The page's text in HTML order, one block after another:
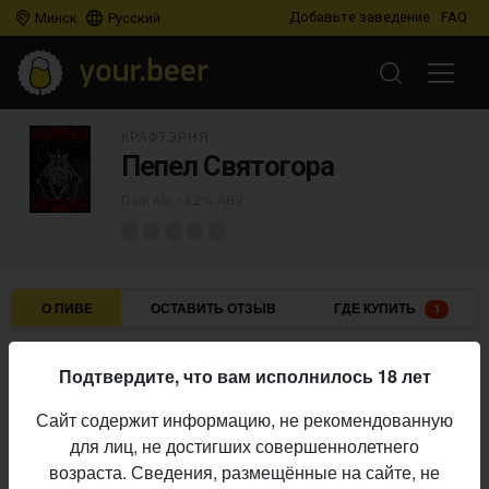
Минск Русский Добавьте заведение FAQ
Пепел Святогора
О ПИВЕ ОСТАВИТЬ ОТЗЫВ ГДЕ КУПИТЬ 1
Пивоварня:
Крафтэрня
Алкоголь:
4,2%
Начало
выпуска:
15.05.2026
Подтвердите, что вам исполнилось 18 лет
Сайт содержит информацию, не рекомендованную
для лиц, не достигших совершеннолетнего
возраста. Сведения, размещённые на сайте, не